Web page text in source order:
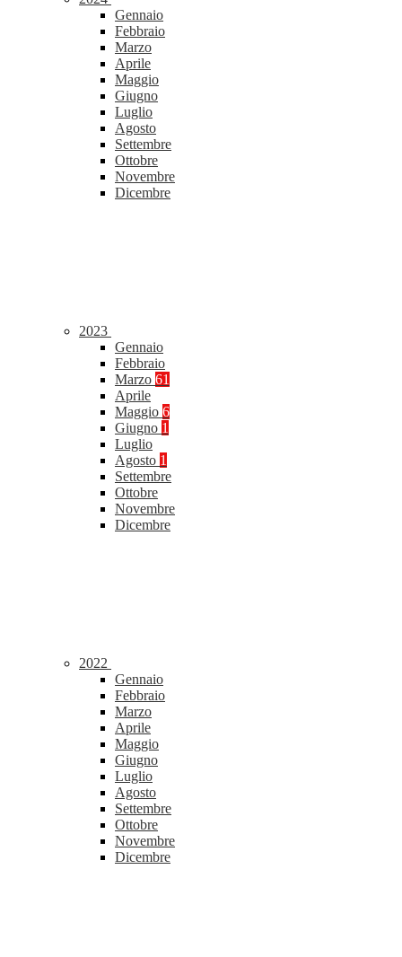
Gennaio
Febbraio
Marzo
Aprile
Maggio
Giugno
Luglio
Agosto
Settembre
Ottobre
Novembre
Dicembre
2023
Gennaio
Febbraio
Marzo 61
Aprile
Maggio 6
Giugno 1
Luglio
Agosto 1
Settembre
Ottobre
Novembre
Dicembre
2022
Gennaio
Febbraio
Marzo
Aprile
Maggio
Giugno
Luglio
Agosto
Settembre
Ottobre
Novembre
Dicembre